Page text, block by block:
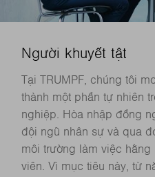
Người khuyết tật
Tại TRUMPF, chúng tôi
thành một phần tự nhiên
nghiệp. Hòa nhập đồng
đội ngũ nhân sự và qua
môi trường làm việc
viên. Vì mục tiêu này, từ